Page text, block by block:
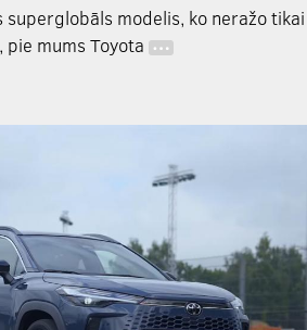
superglobāls modelis, ko neražo tikai
mums Toyota …